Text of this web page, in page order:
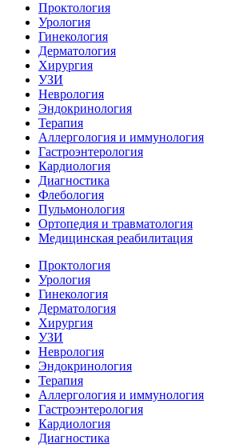
Проктология
Урология
Гинекология
Дерматология
Хирургия
УЗИ
Неврология
Эндокринология
Терапия
Аллергология и иммунология
Гастроэнтерология
Кардиология
Диагностика
Флебология
Пульмонология
Ортопедия и травматология
Медицинская реабилитация
Проктология
Урология
Гинекология
Дерматология
Хирургия
УЗИ
Неврология
Эндокринология
Терапия
Аллергология и иммунология
Гастроэнтерология
Кардиология
Диагностика